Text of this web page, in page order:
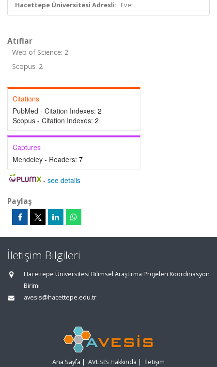
Hacettepe Üniversitesi Adresli: Evet
Atıflar
Web of Science: 2
Scopus: 2
Citations
PubMed - Citation Indexes: 2
Scopus - Citation Indexes: 2
Captures
Mendeley - Readers: 7
- see details
Paylaş
İletişim Bilgileri
Hacettepe Üniversitesi Bilimsel Araştırma Projeleri Koordinasyon
Birimi
avesis@hacettepe.edu.tr
Ana Sayfa | AVESİS Hakkında | İletişim